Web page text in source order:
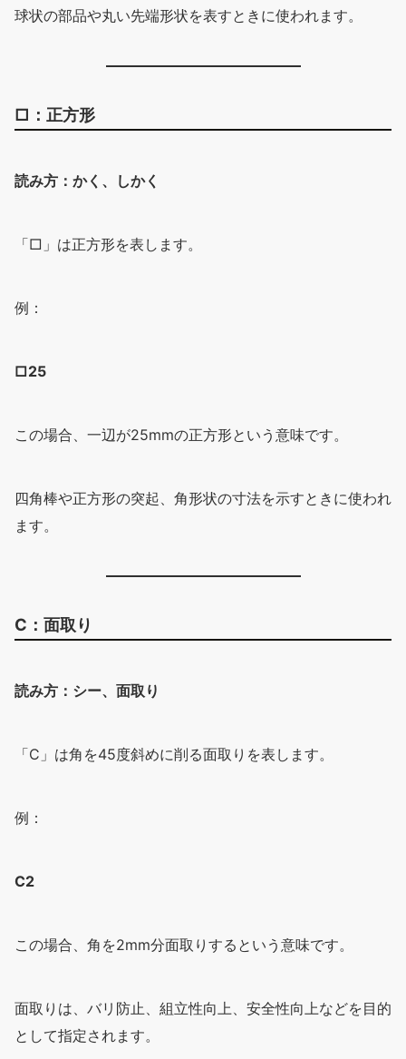
球状の部品や丸い先端形状を表すときに使われます。
□：正方形
読み方：かく、しかく
「□」は正方形を表します。
例：
□25
この場合、一辺が25mmの正方形という意味です。
四角棒や正方形の突起、角形状の寸法を示すときに使われ
ます。
C：面取り
読み方：シー、面取り
「C」は角を45度斜めに削る面取りを表します。
例：
C2
この場合、角を2mm分面取りするという意味です。
面取りは、バリ防止、組立性向上、安全性向上などを目的
として指定されます。